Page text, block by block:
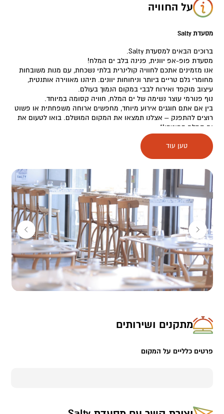
על החוויה
מסעדת Salty
ברוכים הבאים למסעדת Salty.
מסעדת פופ-אפ יוונית, פנינה בלב ים המלח!
אנו מזמינים אתכם לחוויה קולינרית בלתי נשכחת, עם מנות משובחות
מחומרי גלם טריים ביותר וניחוחות יוונים. תיהנו מאווירה אותנטית,
עיצוב מוקפד ואירוח לבבי במקום הנמוך בעולם.
נוף פנורמי עוצר נשימה של ים המלח, חוויה קסומה במיוחד.
בין אם אתם חוגגים אירוע מיוחד, מחפשים ארוחה משפחתית או פשוט
רוצים להתפנק – אצלנו תמצאו את המקום המושלם. בואו לטעום את
ים המלח במיטבו!"
לינק להזמנת שולחנות:
טען עוד
מתקנים ושירותים
פרטים כלליים על המקום